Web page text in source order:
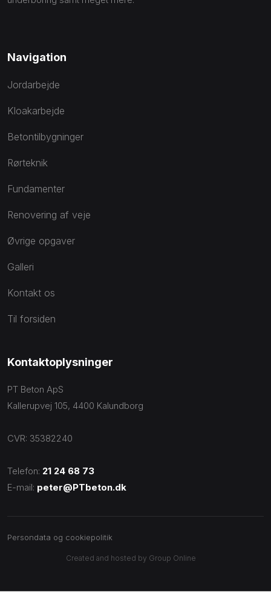
Navigation
Jordarbejde
Kloakarbejde
Betontilbygninger
Rørteknik
Fundamenter
Renovering af veje
Øvrige opgaver
Galleri
Kontakt os
Til forsiden
Kontaktoplysninger
PT Beton ApS
Kallerupvej 105, 4400 Kalundborg
CVR: 35382240
Telefon: 21 24 68 73
E-mail: peter@PTbeton.dk
Persondata og cookiepolitik
Created and hosted by Group Online